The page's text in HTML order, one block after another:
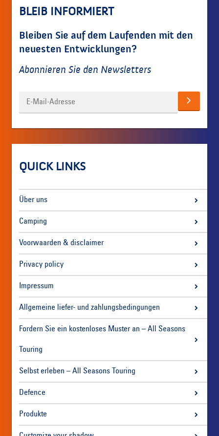
BLEIB INFORMIERT
Bleiben Sie auf dem Laufenden mit den
neuesten Entwicklungen?
Abonnieren Sie den Newsletters
QUICK LINKS
Über uns
Camping
Voorwaarden & disclaimer
Privacy policy
Impressum
Allgemeine liefer- und zahlungsbedingungen
Fordern Sie ein kostenloses Muster an – All Seasons
Touring
Selbst erleben – All Seasons Touring
Defence
Produkte